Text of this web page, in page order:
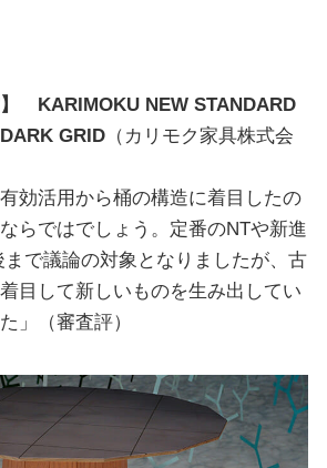
】 KARIMOKU NEW STANDARD
GRID（カリモク家具株式会
有効活用から桶の構造に着目したの
らではでしょう。定番のNTや新進
で議論の対象となりましたが、古
目して新しいものを生み出してい
」（審査評）